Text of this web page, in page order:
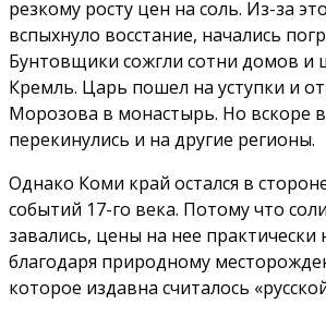
резкому росту цен на соль. Из-за
вспыхнуло восстание, начались
Бунтовщики сожгли сотни домов и
Кремль. Царь пошел на уступки и
Морозова в монастырь. Но вскоре
перекинулись и на другие регионы.
Однако Коми край остался в
событий 17-го века. Потому что
завались, цены на нее практически
благодаря природному
которое издавна считалось